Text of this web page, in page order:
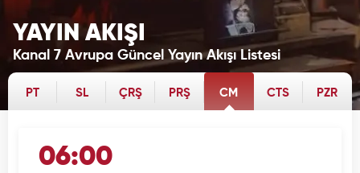
YAYIN AKIŞI
Kanal 7 Avrupa Güncel Yayın Akışı Listesi
PT SL ÇRŞ PRŞ CM CTS PZR
06:00